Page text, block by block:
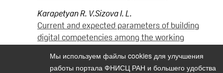
Karapetyan R. V.Sizova I. L.
Current and expected parameters of building
digital competencies among the working
Мы используем файлы cookies для улучшения
работы портала ФНИСЦ РАН и большего удобства